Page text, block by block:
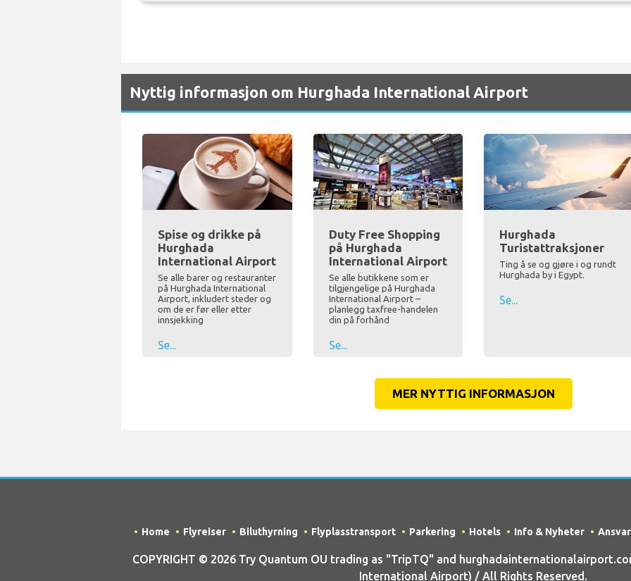
Nyttig informasjon om Hurghada International Airport
Spise og drikke på
Hurghada
International Airport
Se alle barer og restauranter
på Hurghada International
Airport, inkludert steder og
om de er før eller etter
innsjekking
Se...
Duty Free Shopping
på Hurghada
International Airport
Se alle butikkene som er
tilgjengelige på Hurghada
International Airport –
planlegg taxfree-handelen
din på forhånd
Se...
Hurghada
Turistattraksjoner
Ting å se og gjøre i og rundt
Hurghada by i Egypt.
Se...
MER NYTTIG INFORMASJON
Home Flyreiser Biluthyrning Flyplasstransport Parkering Hotels Info & Nyheter
COPYRIGHT © 2026 Try Quantum OU trading as "TripTQ" and
International Airport) / All Rights Reserved.